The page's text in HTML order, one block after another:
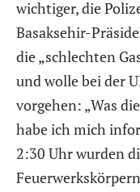
wichtiger, die
Basaksehir-
die „schlechten
und wolle bei der
vorgehen: „Was
habe ich mich
2:30 Uhr wurden